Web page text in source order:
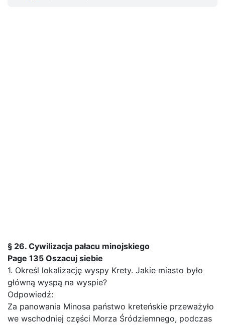
§ 26. Cywilizacja pałacu minojskiego
Page 135 Oszacuj siebie
1. Określ lokalizację wyspy Krety. Jakie miasto było
główną wyspą na wyspie?
Odpowiedź:
Za panowania Minosa państwo kreteńskie przeważyło
we wschodniej części Morza Śródziemnego, podczas